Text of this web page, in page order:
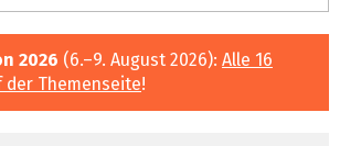
2026 (6.–9. August 2026): Alle 16
der Themenseite!